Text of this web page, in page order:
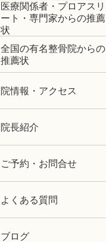
医療関係者・プロアスリ
ート・専門家からの推薦
状
全国の有名整骨院からの
推薦状
院情報・アクセス
院長紹介
ご予約・お問合せ
よくある質問
ブログ